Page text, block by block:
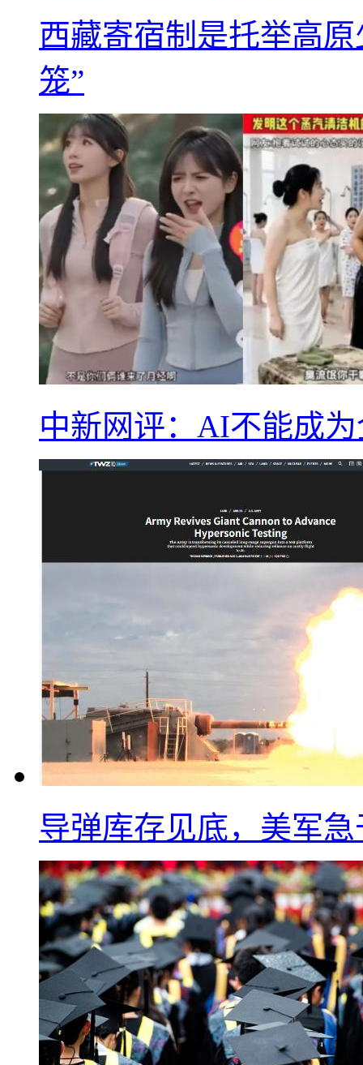
西藏寄宿制是托举高
笼”
中新网评：AI不能成
导弹库存见底，美军